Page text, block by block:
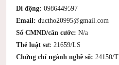
Di động: 0986449597
Email: ductho20995@gmail.com
Số CMND/căn cước: N/a
Thẻ luật sư: 21659/LS
Chứng chỉ ngành nghề số: 24150/